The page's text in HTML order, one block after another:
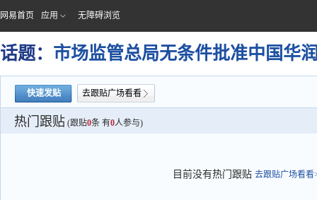
网易首页 应用 无障碍浏览
话题： 市场监管总局无条件批准中国华
快速发贴 去跟贴广场看看
热门跟贴 (跟贴0条 有0人参与)
目前没有热门跟贴 去跟贴广场看看